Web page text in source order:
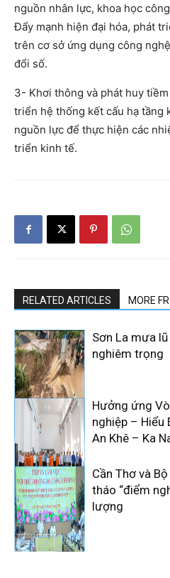
nguồn nhân lực, khoa học
Đẩy mạnh hiện đại hóa, phát
trên cơ sở ứng dụng công
đổi số.
3- Khơi thông và phát huy
triển hệ thống kết cấu hạ tầng
nguồn lực để thực hiện các
triển kinh tế.
RELATED ARTICLES MORE
Sơn La mưa
nghiêm trọng
Hưởng ứng
nghiệp – Hiểu
An Khê – Ka
Cần Thơ và
tháo “điểm
lượng